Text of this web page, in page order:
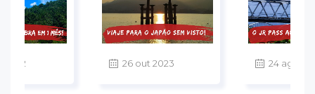
2022 26 out 2023 24 ago